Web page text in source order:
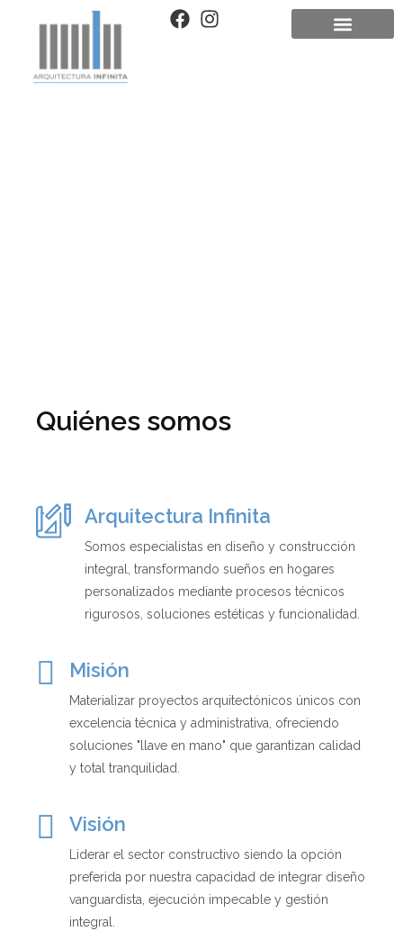
Quiénes somos
Arquitectura Infinita
Somos especialistas en diseño y construcción
integral, transformando sueños en hogares
personalizados mediante procesos técnicos
rigurosos, soluciones estéticas y funcionalidad.
Misión
Materializar proyectos arquitectónicos únicos con
excelencia técnica y administrativa, ofreciendo
soluciones "llave en mano" que garantizan calidad
y total tranquilidad.
Visión
Liderar el sector constructivo siendo la opción
preferida por nuestra capacidad de integrar diseño
vanguardista, ejecución impecable y gestión
integral.